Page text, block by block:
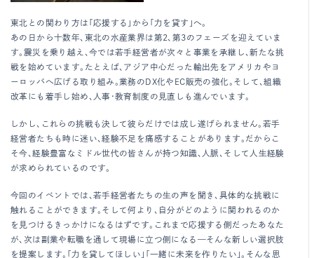
東北との関わり方は「応援する」から「力を貸す」へ。
あの日から十数年、東北の水産業界は第2、第3のフェーズを迎えていま
す。震災を乗り越え、今では若手経営者が次々と事業を承継し、新たな挑
戦を始めています。たとえば、アジア中心だった輸出先をアメリカやヨ
ーロッパへ広げる取り組み。業務のDX化やEC販売の強化。そして、組織
改革にも着手し始め、人事・教育制度の見直しも進んでいます。
しかし、これらの挑戦も決して彼らだけでは成し遂げられません。若手
経営者たちも時に迷い、経験不足を痛感することがあります。だからこ
そ今、経験豊富なミドル世代の皆さんが持つ知識、人脈、そして人生経験
が求められているのです。
今回のイベントでは、若手経営者たちの生の声を聞き、具体的な挑戦に
触れることができます。そして何より、自分がどのように関われるのか
を見つけるきっかけになるはずです。これまで応援する側だったあなた
が、次は副業や転職を通して現場に立つ側になる—そんな新しい選択肢
を提案します。「力を貸してほしい」「一緒に未来を作りたい」。そんな思